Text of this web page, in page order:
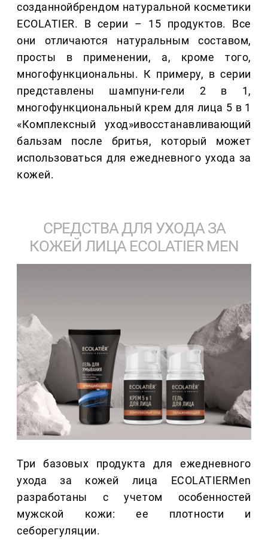
созданнойбрендом натуральной косметики
ECOLATIER. В серии – 15 продуктов. Все
они отличаются натуральным составом,
просты в применении, а, кроме того,
многофункциональны. К примеру, в серии
представлены шампуни-гели 2 в 1,
многофункциональный крем для лица 5 в 1
«Комплексный уход»ивосстанавливающий
бальзам после бритья, который может
использоваться для ежедневного ухода за
кожей.
СРЕДСТВА ДЛЯ УХОДА ЗА
КОЖЕЙ ЛИЦА ECOLATIER MEN
Три базовых продукта для ежедневного
ухода за кожей лица ECOLATIERMen
разработаны с учетом особенностей
мужской кожи: ее плотности и
себорегуляции.